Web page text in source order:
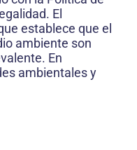
El
establece que el
ambiente son
En
ambientales y